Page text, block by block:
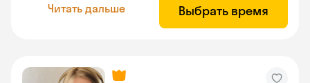
Читать дальше Выбрать время